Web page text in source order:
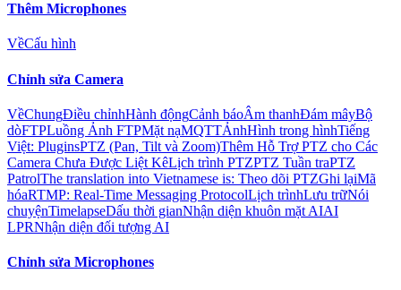
Thêm Microphones
VềCấu hình
Chỉnh sửa Camera
VềChungĐiều chỉnhHành độngCảnh báoÂm thanhĐám mâyBộ
dòFTPLuồng Ảnh FTPMặt nạMQTTẢnhHình trong hìnhTiếng
Việt: PluginsPTZ (Pan, Tilt và Zoom)Thêm Hỗ Trợ PTZ cho Các
Camera Chưa Được Liệt KêLịch trình PTZPTZ Tuần traPTZ
PatrolThe translation into Vietnamese is: Theo dõi PTZGhi lạiMã
hóaRTMP: Real-Time Messaging ProtocolLịch trìnhLưu trữNói
chuyệnTimelapseDấu thời gianNhận diện khuôn mặt AIAI
LPRNhận diện đối tượng AI
Chỉnh sửa Microphones